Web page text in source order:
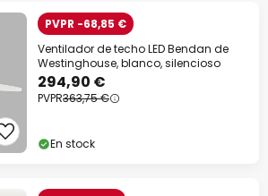
PVPR -68,85 €
Ventilador de techo LED Bendan de
Westinghouse, blanco, silencioso
294,90 €
PVPR363,75 €
En stock